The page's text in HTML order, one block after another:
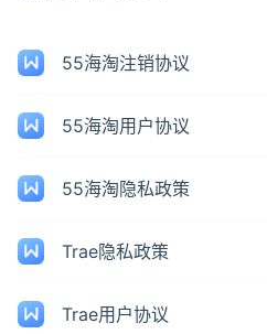
55海淘注销协议
55海淘用户协议
55海淘隐私政策
Trae隐私政策
Trae用户协议